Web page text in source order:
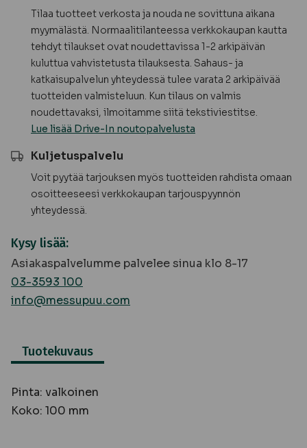
Tilaa tuotteet verkosta ja nouda ne sovittuna aikana
myymälästä. Normaalitilanteessa verkkokaupan kautta
tehdyt tilaukset ovat noudettavissa 1-2 arkipäivän
kuluttua vahvistetusta tilauksesta. Sahaus- ja
katkaisupalvelun yhteydessä tulee varata 2 arkipäivää
tuotteiden valmisteluun. Kun tilaus on valmis
noudettavaksi, ilmoitamme siitä tekstiviestitse.
Lue lisää Drive-In noutopalvelusta
Kuljetuspalvelu
Voit pyytää tarjouksen myös tuotteiden rahdista omaan
osoitteeseesi verkkokaupan tarjouspyynnön
yhteydessä.
Kysy lisää:
Asiakaspalvelumme palvelee sinua klo 8-17
03-3593 100
info@messupuu.com
Tuotekuvaus
Pinta: valkoinen
Koko: 100 mm